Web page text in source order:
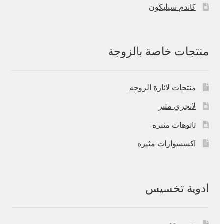
كاندم سيليكون
منتجات خاصة بالزوجة
منتجات لاثارة الزوجه
لانجري مثير
تاتوهات مثيره
اكسسوارات مثيره
ادوية تخسيس